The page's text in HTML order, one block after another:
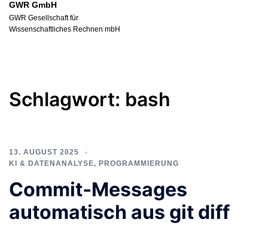
Zum
Inhalt
GWR GmbH
GWR Gesellschaft für
Wissenschaftliches Rechnen mbH
Schlagwort: bash
13. AUGUST 2025
KI & DATENANALYSE, PROGRAMMIERUNG
Commit‑Messages
automatisch aus git diff